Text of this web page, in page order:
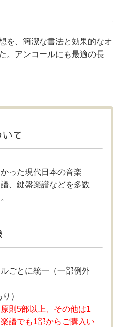
を、簡潔な書法と効果的なオ
。アンコールにも最適の長
て
った現代日本の音楽
、鍵盤楽譜などを多数
ごとに統一（一部例外
）
則5部以上、その他は1
譜でも1部からご購入い